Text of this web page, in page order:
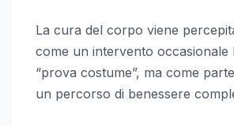
La cura del corpo viene
come un intervento occasionale
“prova costume”, ma come
un percorso di benessere